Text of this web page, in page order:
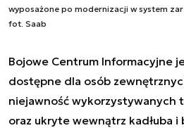
wyposażone po modernizacji w system
fot. Saab
Bojowe Centrum Informacyjne
dostępne dla osób
niejawność wykorzystywanych
oraz ukryte wewnątrz kadłuba